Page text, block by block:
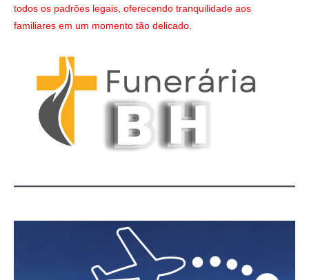
todos os padrões legais, oferecendo tranquilidade aos
familiares em um momento tão delicado.